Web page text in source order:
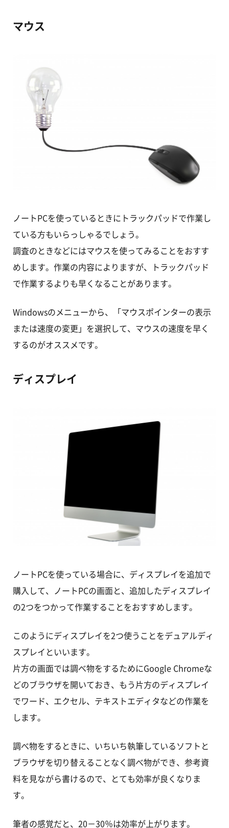
マウス
ノートPCを使っているときにトラックパッドで作業し
ている方もいらっしゃるでしょう。
調査のときなどにはマウスを使ってみることをおすす
めします。作業の内容によりますが、トラックパッド
で作業するよりも早くなることがあります。
Windowsのメニューから、「マウスポインターの表示
または速度の変更」を選択して、マウスの速度を早く
するのがオススメです。
ディスプレイ
ノートPCを使っている場合に、ディスプレイを追加で
購入して、ノートPCの画面と、追加したディスプレイ
の2つをつかって作業することをおすすめします。
このようにディスプレイを2つ使うことをデュアルディ
スプレイといいます。
片方の画面では調べ物をするためにGoogle Chromeな
どのブラウザを開いておき、もう片方のディスプレイ
でワード、エクセル、テキストエディタなどの作業を
します。
調べ物をするときに、いちいち執筆しているソフトと
ブラウザを切り替えることなく調べ物ができ、参考資
料を見ながら書けるので、とても効率が良くなりま
す。
筆者の感覚だと、20－30％は効率が上がります。